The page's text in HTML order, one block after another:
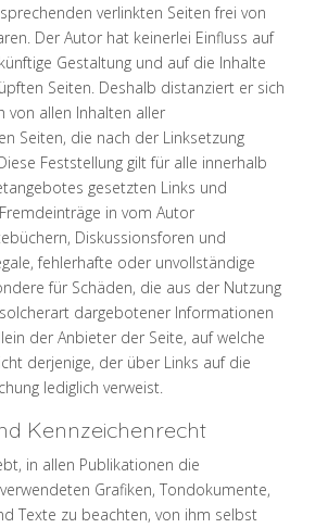
verlinkten Seiten frei von
Der Autor hat keinerlei Einfluss auf
Gestaltung und auf die Inhalte
Seiten. Deshalb distanziert er sich
von allen Inhalten aller
Seiten, die nach der Linksetzung
Feststellung gilt für alle innerhalb
gesetzten Links und
in vom Autor
Diskussionsforen und
fehlerhafte oder unvollständige
für Schäden, die aus der Nutzung
dargebotener Informationen
der Anbieter der Seite, auf welche
derjenige, der über Links auf die
lediglich verweist.
Kennzeichenrecht
in allen Publikationen die
Grafiken, Tondokumente,
Texte zu beachten, von ihm selbst